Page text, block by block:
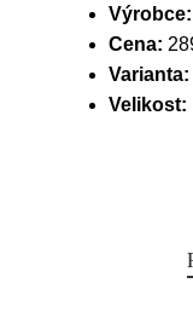
Výrobce:
Cena:
Varianta:
Velikost: